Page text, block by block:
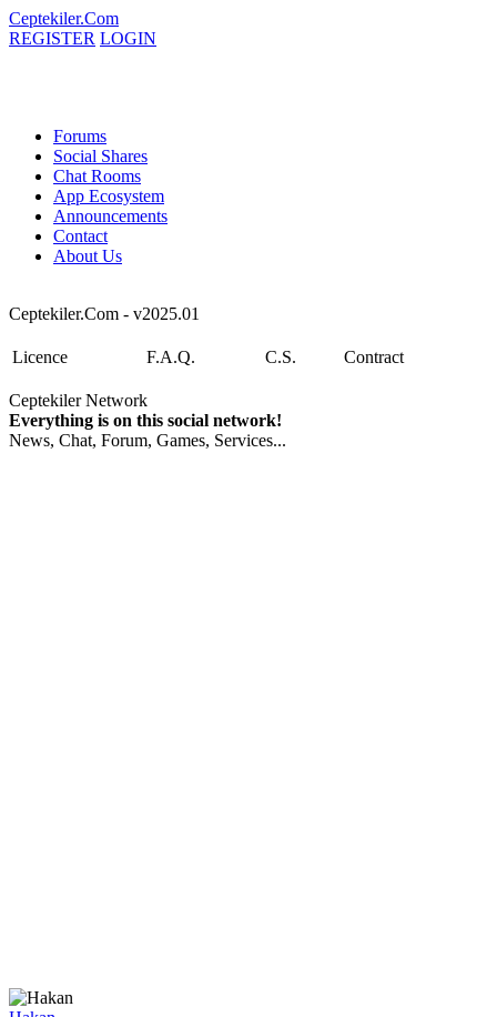
Ceptekiler.Com
REGISTER LOGIN
Forums
Social Shares
Chat Rooms
App Ecosystem
Announcements
Contact
About Us
Ceptekiler.Com - v2025.01
Licence F.A.Q. C.S. Contract
Ceptekiler Network
Everything is on this social network!
News, Chat, Forum, Games, Services...